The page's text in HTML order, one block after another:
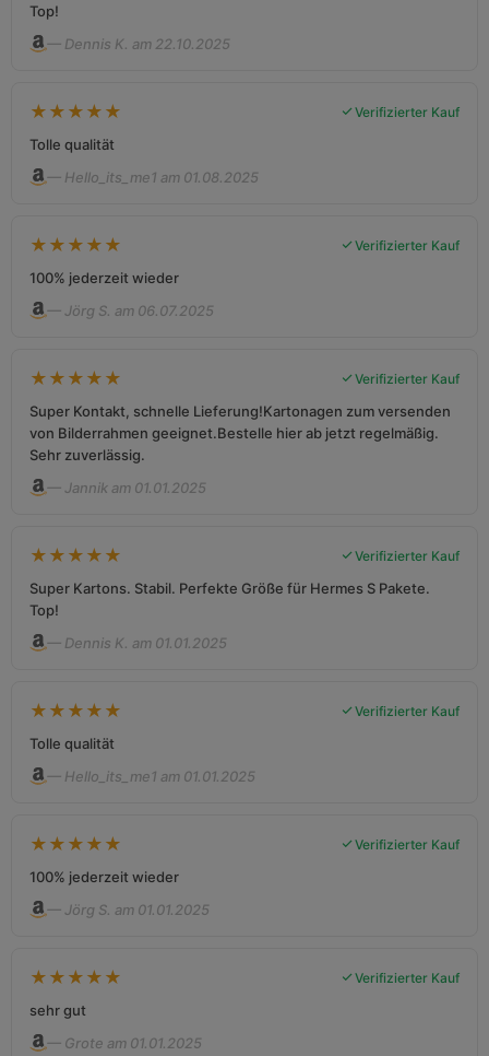
Top!
— Dennis K. am 22.10.2025
★ ★ ★ ★ ★ Verifizierter Kauf
Tolle qualität
— Hello_its_me1 am 01.08.2025
★ ★ ★ ★ ★ Verifizierter Kauf
100% jederzeit wieder
— Jörg S. am 06.07.2025
★ ★ ★ ★ ★ Verifizierter Kauf
Super Kontakt, schnelle Lieferung!Kartonagen zum versenden
von Bilderrahmen geeignet.Bestelle hier ab jetzt regelmäßig.
Sehr zuverlässig.
— Jannik am 01.01.2025
★ ★ ★ ★ ★ Verifizierter Kauf
Super Kartons. Stabil. Perfekte Größe für Hermes S Pakete.
Top!
— Dennis K. am 01.01.2025
★ ★ ★ ★ ★ Verifizierter Kauf
Tolle qualität
— Hello_its_me1 am 01.01.2025
★ ★ ★ ★ ★ Verifizierter Kauf
100% jederzeit wieder
— Jörg S. am 01.01.2025
★ ★ ★ ★ ★ Verifizierter Kauf
sehr gut
— Grote am 01.01.2025